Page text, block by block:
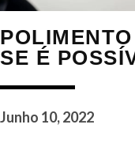
SE É
Junho 10, 2022